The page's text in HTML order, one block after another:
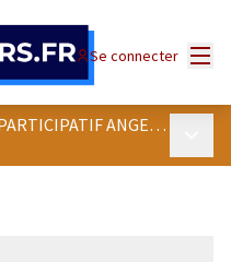
Se connecter
LES RÉALISATIONS DU BUDGET PARTICIPATIF ANGEVIN